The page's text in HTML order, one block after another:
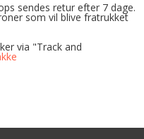
sendes retur efter 7 dage.
som vil blive fratrukket
via "Track and